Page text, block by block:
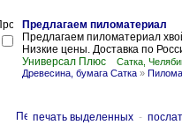
Предлагаем пиломатериал
Предлагаем пиломатериал
Низкие цены. Доставка по
Универсал Плюс
Сатка,
Древесина, бумага Сатка »
печать выделенных -